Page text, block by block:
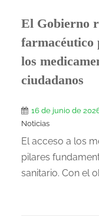
El Gobierno
farmacéutico
los
ciudadanos
16 de junio de
Noticias
El acceso a los
pilares
sanitario. Con el